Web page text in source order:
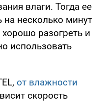
влаги. Тогда ее
несколько минут
разогреть и
использовать
от влажности
скорость